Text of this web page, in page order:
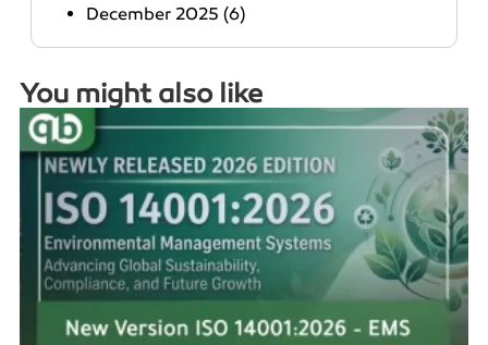
December 2025 (6)
You might also like